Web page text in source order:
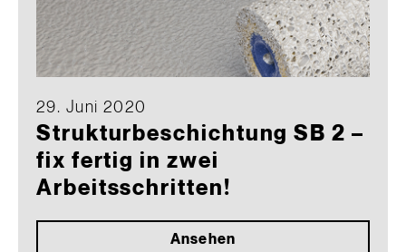
29. Juni 2020
Strukturbeschichtung SB 2 –
fix fertig in zwei
Arbeitsschritten!
Ansehen